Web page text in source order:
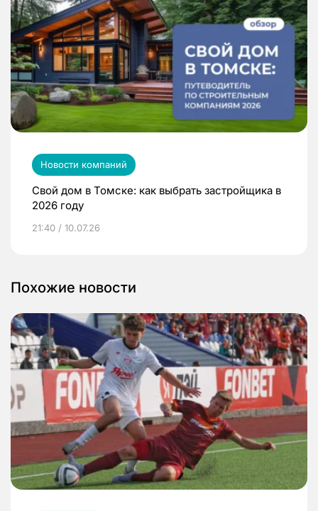
Новости компаний
Свой дом в Томске: как выбрать застройщика в
2026 году
21:40 / 10.07.26
Похожие новости